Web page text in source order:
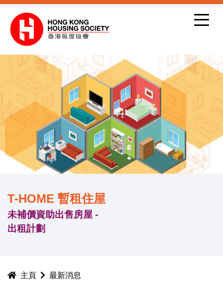
跳到內容
T-HOME 暫租住屋
未補價資助出售房屋 -
出租計劃
主頁 最新消息